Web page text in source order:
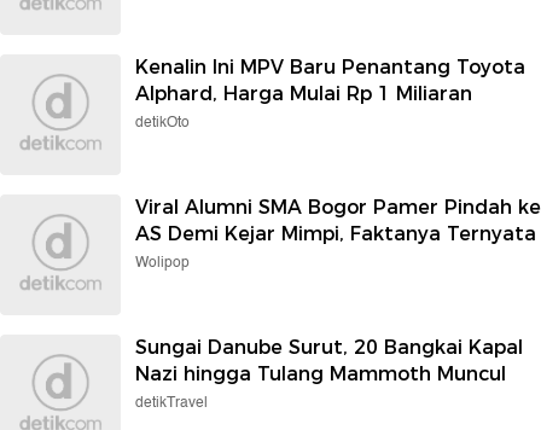
Kenalin Ini MPV Baru Penantang Toyota
Alphard, Harga Mulai Rp 1 Miliaran
detikOto
Viral Alumni SMA Bogor Pamer Pindah ke
AS Demi Kejar Mimpi, Faktanya Ternyata
Wolipop
Sungai Danube Surut, 20 Bangkai Kapal
Nazi hingga Tulang Mammoth Muncul
detikTravel